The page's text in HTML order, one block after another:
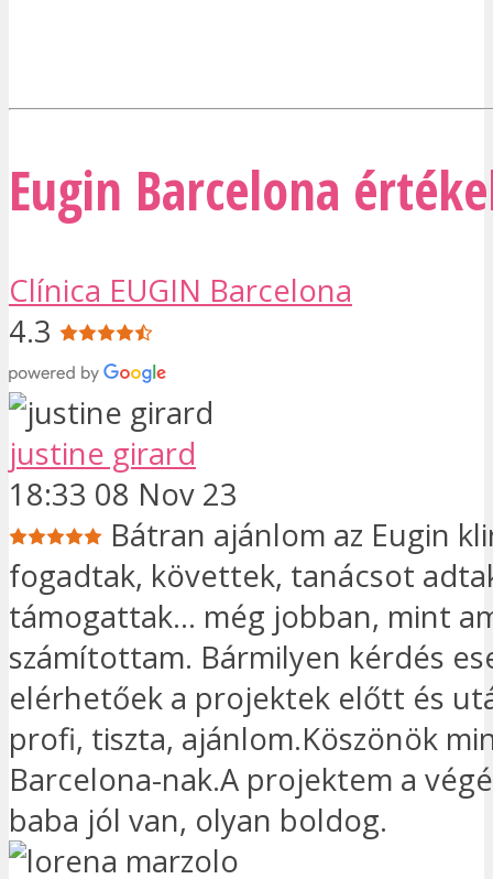
Eugin Barcelona
Clínica EUGIN Barcelona
4.3
justine girard
18:33 08 Nov 23
Bátran ajánlom az Eugin
fogadtak, követtek, tanácsot
támogattak... még jobban, mint
számítottam. Bármilyen kérdés
elérhetőek a projektek előtt és
profi, tiszta, ajánlom.Köszönök
Barcelona-nak.A projektem a
baba jól van, olyan boldog.